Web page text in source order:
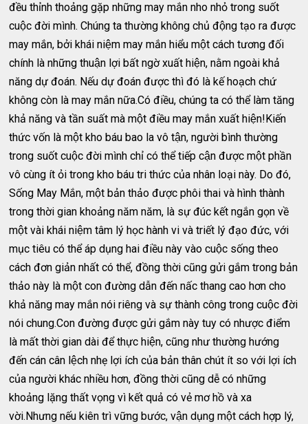
đều thỉnh thoảng gặp những may mắn nho nhỏ trong suốt
cuộc đời mình. Chúng ta thường không chủ động tạo ra được
may mắn, bởi khái niệm may mắn hiểu một cách tương đối
chính là những thuận lợi bất ngờ xuất hiện, nằm ngoài khả
năng dự đoán. Nếu dự đoán được thì đó là kế hoạch chứ
không còn là may mắn nữa.Có điều, chúng ta có thể làm tăng
khả năng và tần suất mà một điều may mắn xuất hiện!Kiến
thức vốn là một kho báu bao la vô tận, người bình thường
trong suốt cuộc đời mình chỉ có thể tiếp cận được một phần
vô cùng ít ỏi trong kho báu tri thức của nhân loại này. Do đó,
Sống May Mắn, một bản thảo được phôi thai và hình thành
trong thời gian khoảng năm năm, là sự đúc kết ngắn gọn về
một vài khái niệm tâm lý học hành vi và triết lý đạo đức, với
mục tiêu có thể áp dụng hai điều này vào cuộc sống theo
cách đơn giản nhất có thể, đồng thời cũng gửi gắm trong bản
thảo này là một con đường dẫn đến nấc thang cao hơn cho
khả năng may mắn nói riêng và sự thành công trong cuộc đời
nói chung.Con đường được gửi gắm này tuy có nhược điểm
là mất thời gian dài để thực hiện, cũng như thường hướng
đến cán cân lệch nhẹ lợi ích của bản thân chút ít so với lợi ích
của người khác nhiều hơn, đồng thời cũng dễ có những
khoảng lặng thất vọng vì kết quả có vẻ mơ hồ và xa
vời.Nhưng nếu kiên trì vững bước, vận dụng một cách hợp lý,